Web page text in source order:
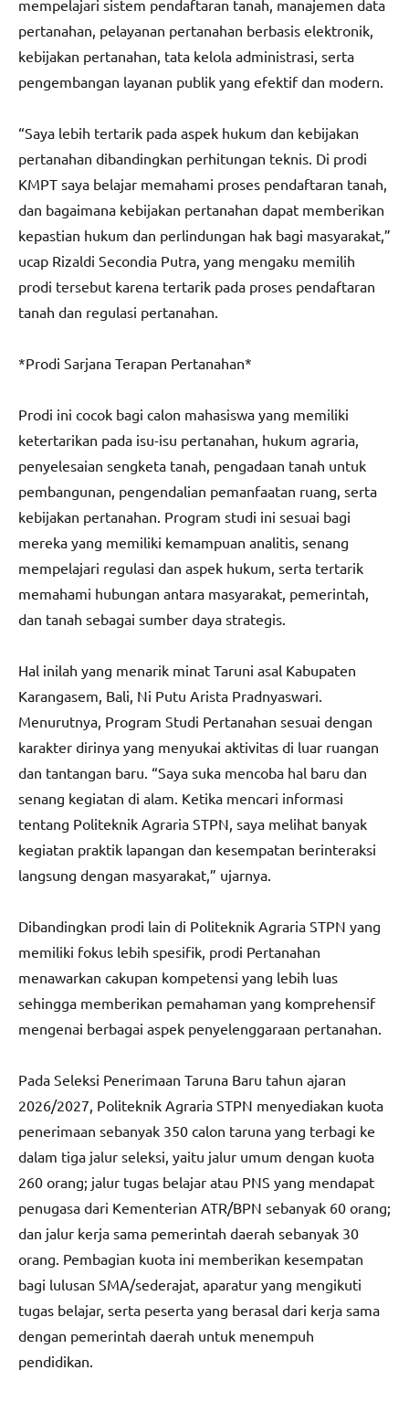
mempelajari sistem pendaftaran tanah, manajemen data
pertanahan, pelayanan pertanahan berbasis elektronik,
kebijakan pertanahan, tata kelola administrasi, serta
pengembangan layanan publik yang efektif dan modern.
“Saya lebih tertarik pada aspek hukum dan kebijakan
pertanahan dibandingkan perhitungan teknis. Di prodi
KMPT saya belajar memahami proses pendaftaran tanah,
dan bagaimana kebijakan pertanahan dapat memberikan
kepastian hukum dan perlindungan hak bagi masyarakat,”
ucap Rizaldi Secondia Putra, yang mengaku memilih
prodi tersebut karena tertarik pada proses pendaftaran
tanah dan regulasi pertanahan.
*Prodi Sarjana Terapan Pertanahan*
Prodi ini cocok bagi calon mahasiswa yang memiliki
ketertarikan pada isu-isu pertanahan, hukum agraria,
penyelesaian sengketa tanah, pengadaan tanah untuk
pembangunan, pengendalian pemanfaatan ruang, serta
kebijakan pertanahan. Program studi ini sesuai bagi
mereka yang memiliki kemampuan analitis, senang
mempelajari regulasi dan aspek hukum, serta tertarik
memahami hubungan antara masyarakat, pemerintah,
dan tanah sebagai sumber daya strategis.
Hal inilah yang menarik minat Taruni asal Kabupaten
Karangasem, Bali, Ni Putu Arista Pradnyaswari.
Menurutnya, Program Studi Pertanahan sesuai dengan
karakter dirinya yang menyukai aktivitas di luar ruangan
dan tantangan baru. “Saya suka mencoba hal baru dan
senang kegiatan di alam. Ketika mencari informasi
tentang Politeknik Agraria STPN, saya melihat banyak
kegiatan praktik lapangan dan kesempatan berinteraksi
langsung dengan masyarakat,” ujarnya.
Dibandingkan prodi lain di Politeknik Agraria STPN yang
memiliki fokus lebih spesifik, prodi Pertanahan
menawarkan cakupan kompetensi yang lebih luas
sehingga memberikan pemahaman yang komprehensif
mengenai berbagai aspek penyelenggaraan pertanahan.
Pada Seleksi Penerimaan Taruna Baru tahun ajaran
2026/2027, Politeknik Agraria STPN menyediakan kuota
penerimaan sebanyak 350 calon taruna yang terbagi ke
dalam tiga jalur seleksi, yaitu jalur umum dengan kuota
260 orang; jalur tugas belajar atau PNS yang mendapat
penugasa dari Kementerian ATR/BPN sebanyak 60 orang;
dan jalur kerja sama pemerintah daerah sebanyak 30
orang. Pembagian kuota ini memberikan kesempatan
bagi lulusan SMA/sederajat, aparatur yang mengikuti
tugas belajar, serta peserta yang berasal dari kerja sama
dengan pemerintah daerah untuk menempuh
pendidikan.